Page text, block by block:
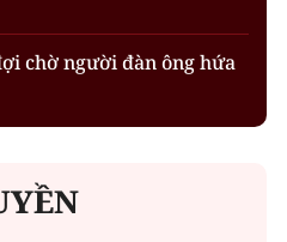
chờ người đàn ông hứa